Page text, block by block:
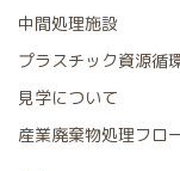
中間処理施設
プラスチック資源循
見学について
産業廃棄物処理フロ